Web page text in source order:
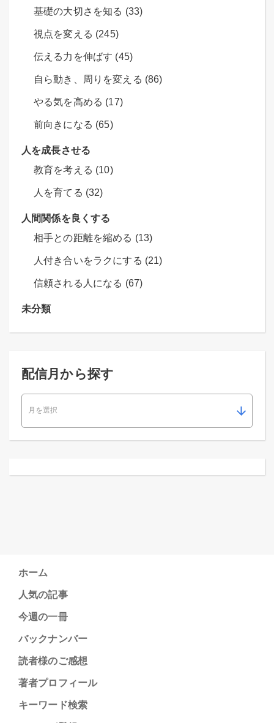
基礎の大切さを知る (33)
視点を変える (245)
伝える力を伸ばす (45)
自ら動き、周りを変える (86)
やる気を高める (17)
前向きになる (65)
人を成長させる
教育を考える (10)
人を育てる (32)
人間関係を良くする
相手との距離を縮める (13)
人付き合いをラクにする (21)
信頼される人になる (67)
未分類
配信月から探す
ホーム
人気の記事
今週の一冊
バックナンバー
読者様のご感想
著者プロフィール
キーワード検索